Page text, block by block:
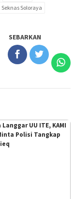
Seknas Soloraya
SEBARKAN